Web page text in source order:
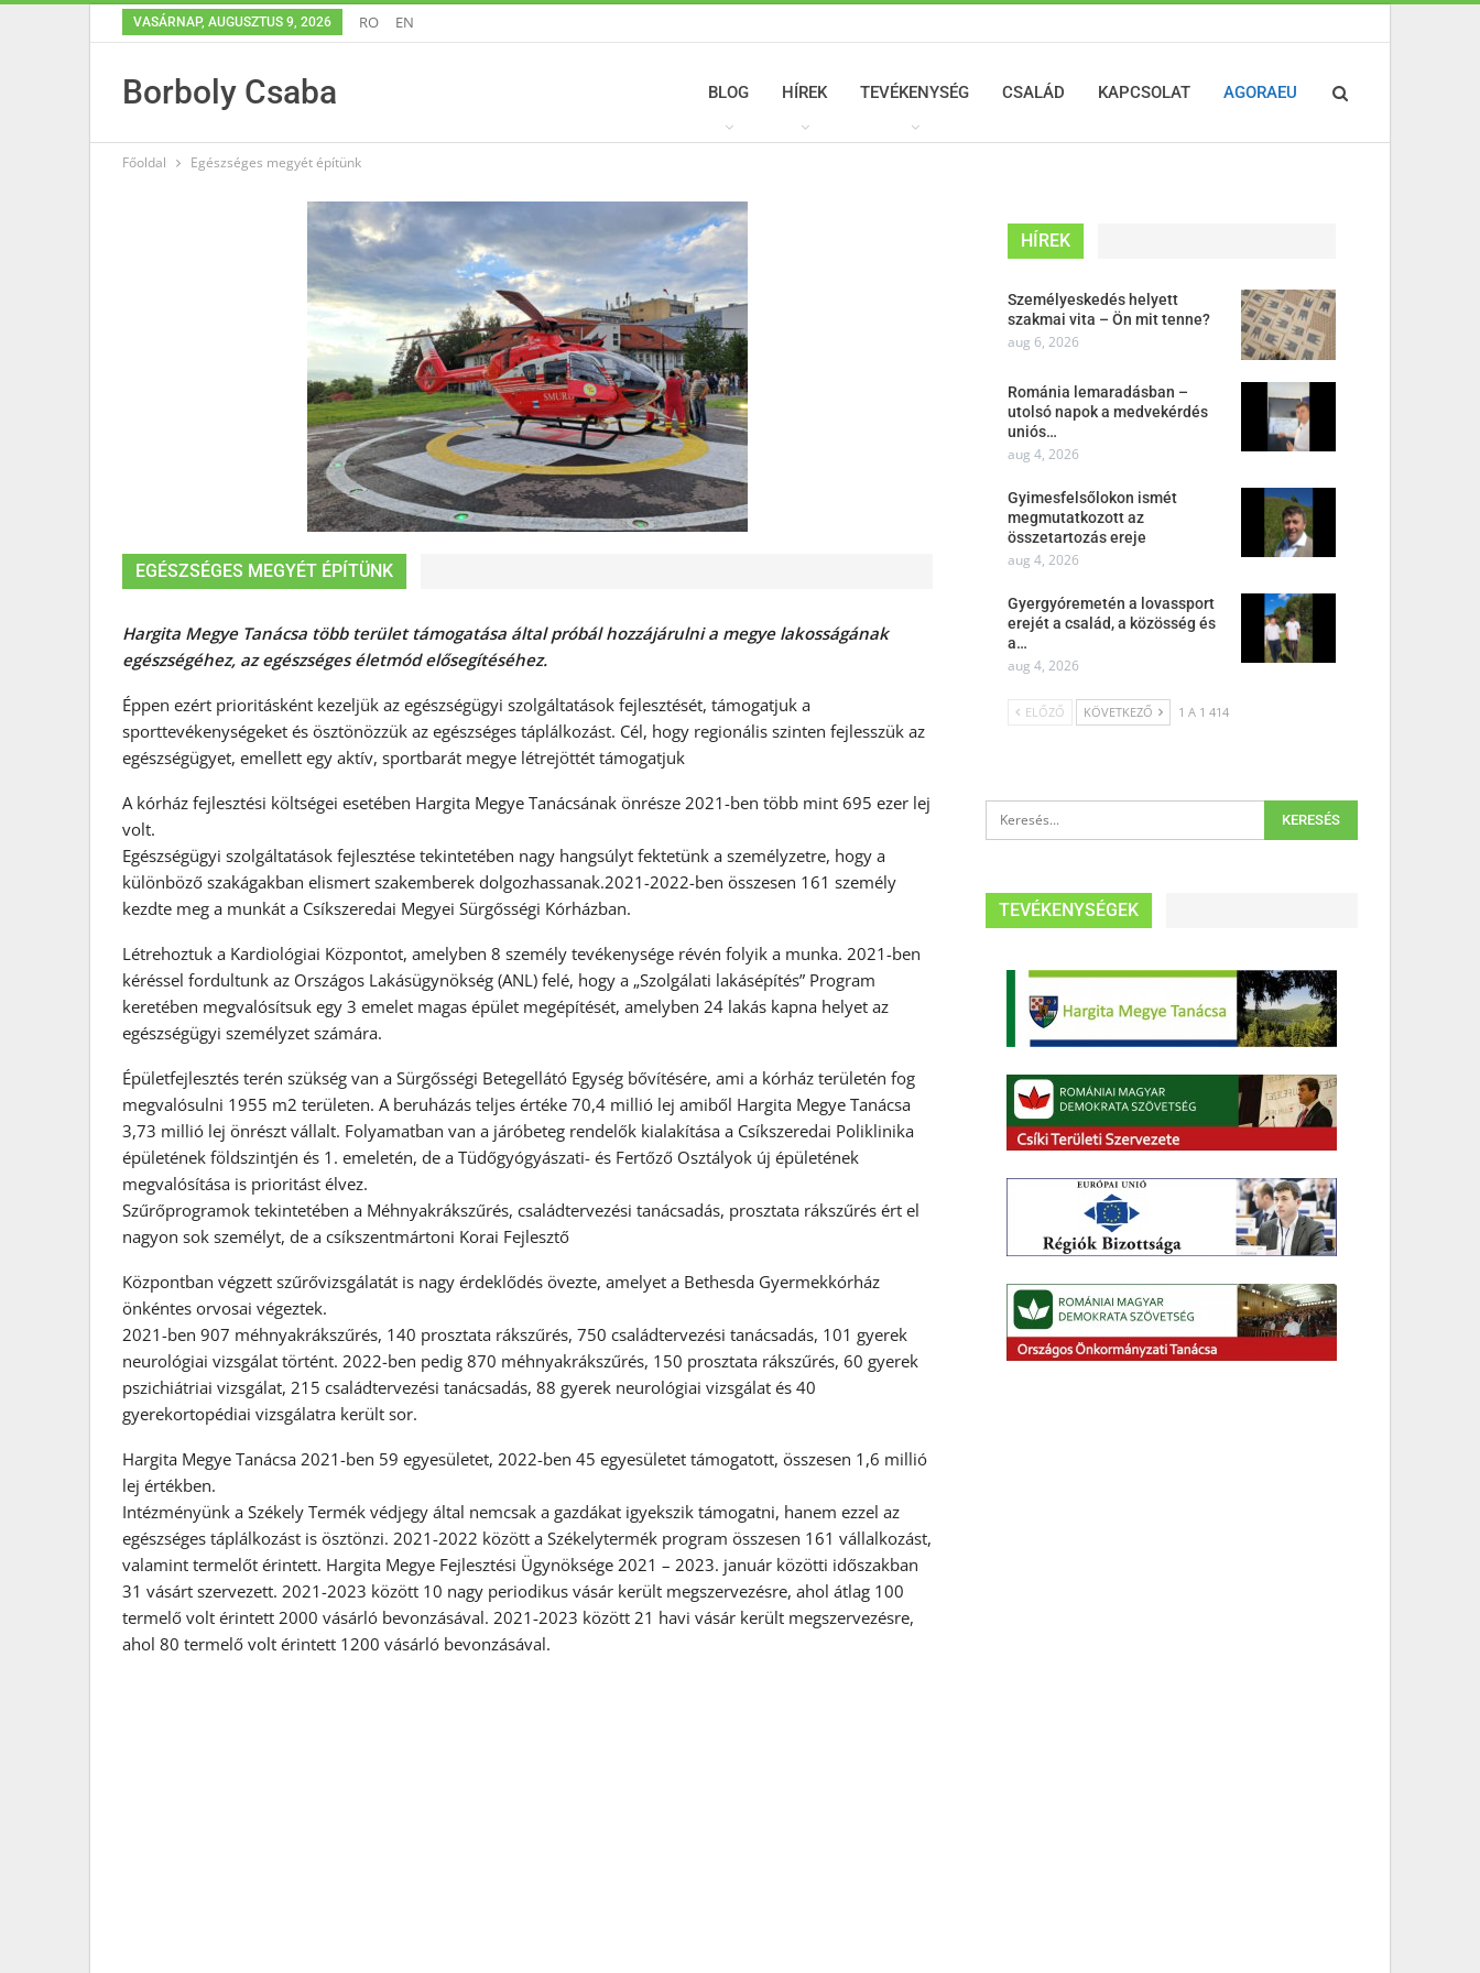
VASÁRNAP, AUGUSZTUS 9, 2026 RO EN
Borboly Csaba BLOG HÍREK TEVÉKENYSÉG CSALÁD KAPCSOLAT AGORAEU
Főoldal Egészséges megyét építünk
EGÉSZSÉGES MEGYÉT ÉPÍTÜNK
Hargita Megye Tanácsa több terület támogatása által próbál hozzájárulni a megye lakosságának
egészségéhez, az egészséges életmód elősegítéséhez.
Éppen ezért prioritásként kezeljük az egészségügyi szolgáltatások fejlesztését, támogatjuk a
sporttevékenységeket és ösztönözzük az egészséges táplálkozást. Cél, hogy regionális szinten fejlesszük az
egészségügyet, emellett egy aktív, sportbarát megye létrejöttét támogatjuk
A kórház fejlesztési költségei esetében Hargita Megye Tanácsának önrésze 2021-ben több mint 695 ezer lej
volt.
Egészségügyi szolgáltatások fejlesztése tekintetében nagy hangsúlyt fektetünk a személyzetre, hogy a
különböző szakágakban elismert szakemberek dolgozhassanak.2021-2022-ben összesen 161 személy
kezdte meg a munkát a Csíkszeredai Megyei Sürgősségi Kórházban.
Létrehoztuk a Kardiológiai Központot, amelyben 8 személy tevékenysége révén folyik a munka. 2021-ben
kéréssel fordultunk az Országos Lakásügynökség (ANL) felé, hogy a „Szolgálati lakásépítés” Program
keretében megvalósítsuk egy 3 emelet magas épület megépítését, amelyben 24 lakás kapna helyet az
egészségügyi személyzet számára.
Épületfejlesztés terén szükség van a Sürgősségi Betegellátó Egység bővítésére, ami a kórház területén fog
megvalósulni 1955 m2 területen. A beruházás teljes értéke 70,4 millió lej amiből Hargita Megye Tanácsa
3,73 millió lej önrészt vállalt. Folyamatban van a járóbeteg rendelők kialakítása a Csíkszeredai Poliklinika
épületének földszintjén és 1. emeletén, de a Tüdőgyógyászati- és Fertőző Osztályok új épületének
megvalósítása is prioritást élvez.
Szűrőprogramok tekintetében a Méhnyakrákszűrés, családtervezési tanácsadás, prosztata rákszűrés ért el
nagyon sok személyt, de a csíkszentmártoni Korai Fejlesztő
Központban végzett szűrővizsgálatát is nagy érdeklődés övezte, amelyet a Bethesda Gyermekkórház
önkéntes orvosai végeztek.
2021-ben 907 méhnyakrákszűrés, 140 prosztata rákszűrés, 750 családtervezési tanácsadás, 101 gyerek
neurológiai vizsgálat történt. 2022-ben pedig 870 méhnyakrákszűrés, 150 prosztata rákszűrés, 60 gyerek
pszichiátriai vizsgálat, 215 családtervezési tanácsadás, 88 gyerek neurológiai vizsgálat és 40
gyerekortopédiai vizsgálatra került sor.
Hargita Megye Tanácsa 2021-ben 59 egyesületet, 2022-ben 45 egyesületet támogatott, összesen 1,6 millió
lej értékben.
Intézményünk a Székely Termék védjegy által nemcsak a gazdákat igyekszik támogatni, hanem ezzel az
egészséges táplálkozást is ösztönzi. 2021-2022 között a Székelytermék program összesen 161 vállalkozást,
valamint termelőt érintett. Hargita Megye Fejlesztési Ügynöksége 2021 – 2023. január közötti időszakban
31 vásárt szervezett. 2021-2023 között 10 nagy periodikus vásár került megszervezésre, ahol átlag 100
termelő volt érintett 2000 vásárló bevonzásával. 2021-2023 között 21 havi vásár került megszervezésre,
ahol 80 termelő volt érintett 1200 vásárló bevonzásával.
HÍREK
Személyeskedés helyett
szakmai vita – Ön mit tenne?
aug 6, 2026
Románia lemaradásban –
utolsó napok a medvekérdés
uniós…
aug 4, 2026
Gyimesfelsőlokon ismét
megmutatkozott az
összetartozás ereje
aug 4, 2026
Gyergyóremetén a lovassport
erejét a család, a közösség és
a…
aug 4, 2026
ELŐZŐ KÖVETKEZŐ 1 A 1 414
TEVÉKENYSÉGEK